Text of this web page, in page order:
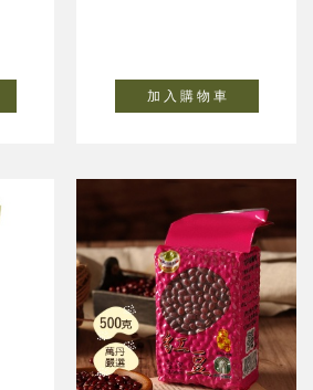
加 入 購 物 車